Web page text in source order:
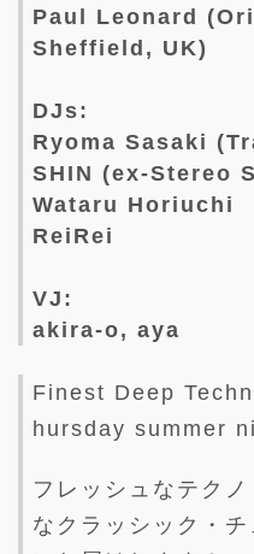
Paul Leonard
Sheffield, UK)
DJs:
Ryoma Sasaki
SHIN (ex-Stereo
Wataru Horiuchi
ReiRei
VJ:
akira-o, aya
Finest Deep
hursday summer
フレッシュなテク
なクラッシック・